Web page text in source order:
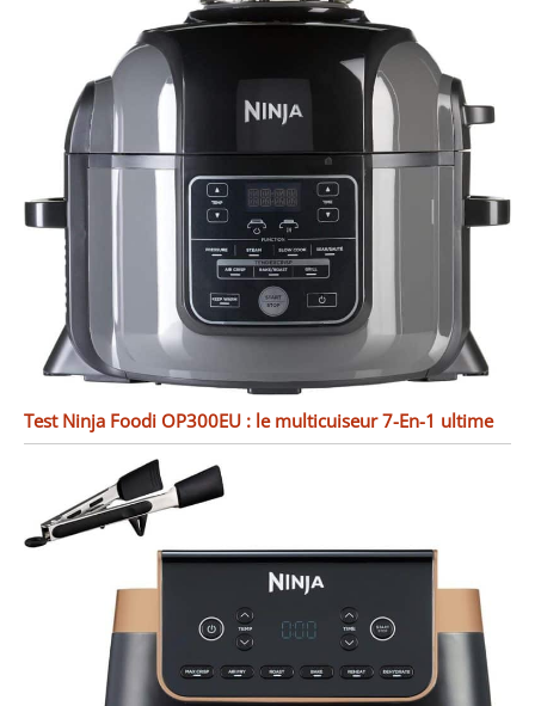
Test Ninja Foodi OP300EU : le multicuiseur 7-En-1 ultime